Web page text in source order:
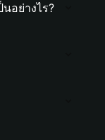
อย่างไร?